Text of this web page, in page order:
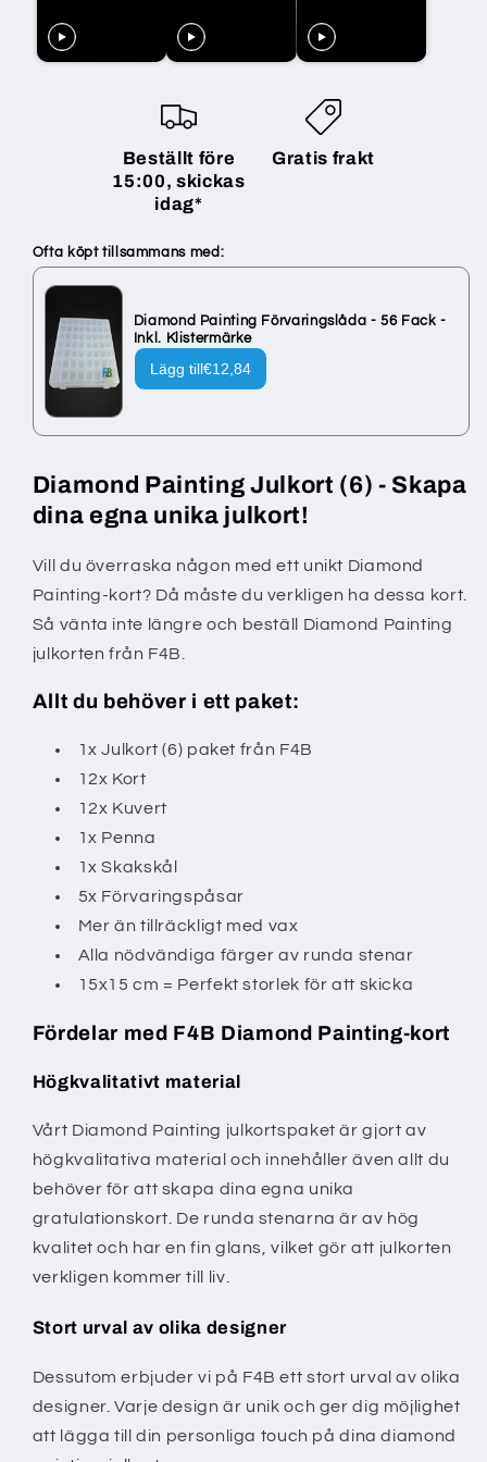
Stenar
-
Stenar
-
Kuvert
Beställt före
15:00, skickas
idag*
Gratis frakt
Ofta köpt tillsammans med:
Diamond Painting Förvaringslåda - 56 Fack -
Inkl. Klistermärke
Lägg till€12,84
Diamond Painting Julkort (6) - Skapa
dina egna unika julkort!
Vill du överraska någon med ett unikt Diamond
Painting-kort? Då måste du verkligen ha dessa kort.
Så vänta inte längre och beställ Diamond Painting
julkorten från F4B.
Allt du behöver i ett paket:
1x Julkort (6) paket från F4B
12x Kort
12x Kuvert
1x Penna
1x Skakskål
5x Förvaringspåsar
Mer än tillräckligt med vax
Alla nödvändiga färger av runda stenar
15x15 cm = Perfekt storlek för att skicka
Fördelar med F4B Diamond Painting-kort
Högkvalitativt material
Vårt Diamond Painting julkortspaket är gjort av
högkvalitativa material och innehåller även allt du
behöver för att skapa dina egna unika
gratulationskort. De runda stenarna är av hög
kvalitet och har en fin glans, vilket gör att julkorten
verkligen kommer till liv.
Stort urval av olika designer
Dessutom erbjuder vi på F4B ett stort urval av olika
designer. Varje design är unik och ger dig möjlighet
att lägga till din personliga touch på dina diamond